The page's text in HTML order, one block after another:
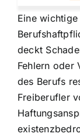
Eine
deckt
Fehlern oder
des Berufs
Freiberufler